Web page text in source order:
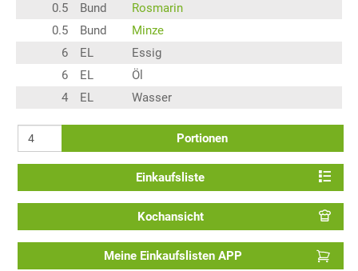
0.5
Bund
Rosmarin
0.5
Bund
Minze
6
EL
Essig
6
EL
Öl
4
EL Wasser
Portionen
Einkaufsliste
Kochansicht
Meine Einkaufslisten APP